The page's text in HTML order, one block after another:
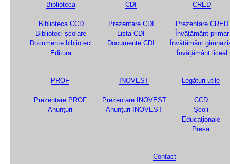
Biblioteca
Biblioteca CCD
Biblioteci şcolare
Documente biblioteci
Editura
CDI
Prezentare CDI
Lista CDI
Documente CDI
CRED
Prezentare CRED
Învățământ primar
Învățământ
Învățământ liceal
PROF
Prezentare PROF
Anunțuri
INOVEST
Prezentare INOVEST
Anunțuri INOVEST
Legături utile
CCD
Şcoli
Educaţionale
Presa
Contact